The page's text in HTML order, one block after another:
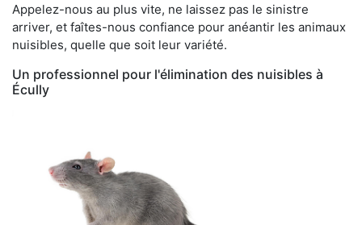
Appelez-nous au plus vite, ne laissez pas le sinistre
arriver, et faîtes-nous confiance pour anéantir les animaux
nuisibles, quelle que soit leur variété.
Un professionnel pour l'élimination des nuisibles à
Écully